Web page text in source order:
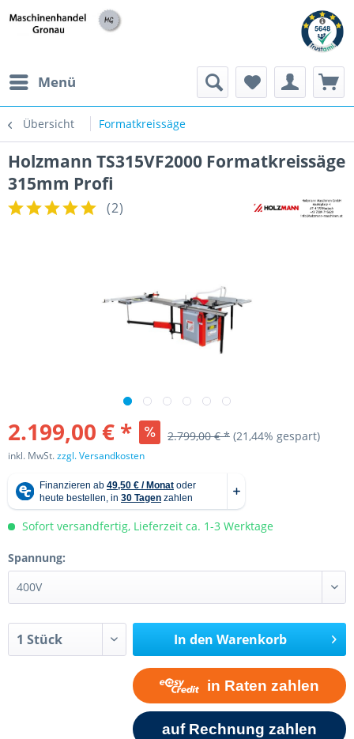
Menü
Übersicht Formatkreissäge
Holzmann TS315VF2000 Formatkreissäge
315mm Profi
(2)
2.199,00 € * 2.799,00 € * (21,44% gespart)
inkl. MwSt.zzgl. Versandkosten
Sofort versandfertig, Lieferzeit ca. 1-3 Werktage
Spannung:
In den Warenkorb